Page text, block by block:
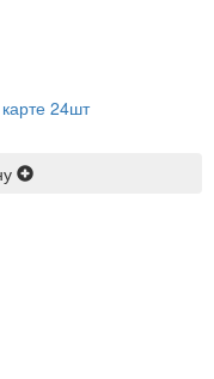
24шт